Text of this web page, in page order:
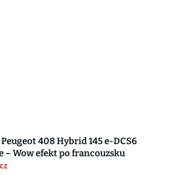
Peugeot 408 Hybrid 145 e-DCS6
– Wow efekt po francouzsku